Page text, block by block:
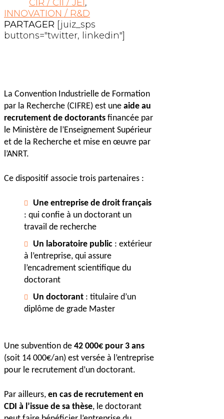
CIR / CII / JEI,
INNOVATION / R&D
PARTAGER [juiz_sps
buttons="twitter, linkedin"]
La Convention Industrielle de Formation
par la Recherche (CIFRE) est une aide au
recrutement de doctorants financée par
le Ministère de l’Enseignement Supérieur
et de la Recherche et mise en œuvre par
l’ANRT.
Ce dispositif associe trois partenaires :
Une entreprise de droit français
: qui confie à un doctorant un
travail de recherche
Un laboratoire public : extérieur
à l’entreprise, qui assure
l’encadrement scientifique du
doctorant
Un doctorant : titulaire d’un
diplôme de grade Master
Une subvention de 42 000€ pour 3 ans
(soit 14 000€/an) est versée à l’entreprise
pour le recrutement d’un doctorant.
Par ailleurs, en cas de recrutement en
CDI à l’issue de sa thèse, le doctorant